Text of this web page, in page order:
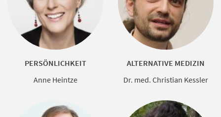
PERSÖNLICHKEIT
Anne Heintze
ALTERNATIVE MEDIZIN
Dr. med. Christian Kessler